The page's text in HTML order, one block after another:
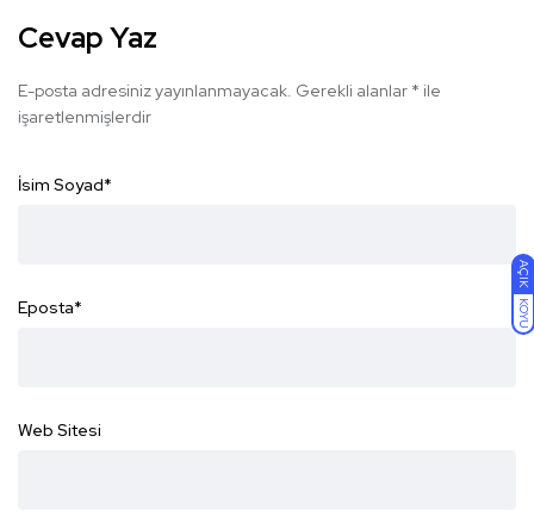
AÇIK
KOYU
Cevap Yaz
E-posta adresiniz yayınlanmayacak. Gerekli alanlar * ile
işaretlenmişlerdir
İsim Soyad*
Eposta*
Web Sitesi